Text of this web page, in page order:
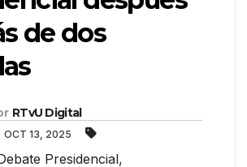
de dos
RTvU Digital
OCT 13, 2025
Presidencial,